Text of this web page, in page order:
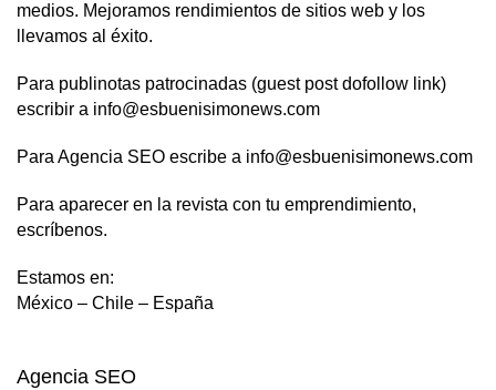
medios. Mejoramos rendimientos de sitios web y los
llevamos al éxito.
Para publinotas patrocinadas (guest post dofollow link)
escribir a info@esbuenisimonews.com
Para Agencia SEO escribe a info@esbuenisimonews.com
Para aparecer en la revista con tu emprendimiento,
escríbenos.
Estamos en:
México – Chile – España
Agencia SEO